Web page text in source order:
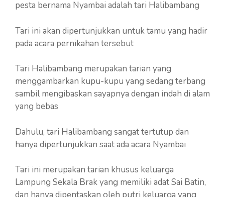
pesta bernama Nyambai adalah tari Halibambang
Tari ini akan dipertunjukkan untuk tamu yang hadir
pada acara pernikahan tersebut
Tari Halibambang merupakan tarian yang
menggambarkan kupu-kupu yang sedang terbang
sambil mengibaskan sayapnya dengan indah di alam
yang bebas
Dahulu, tari Halibambang sangat tertutup dan
hanya dipertunjukkan saat ada acara Nyambai
Tari ini merupakan tarian khusus keluarga
Lampung Sekala Brak yang memiliki adat Sai Batin,